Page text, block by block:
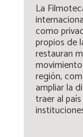
La
como
propios de
restauran
región,
ampliar la
traer al